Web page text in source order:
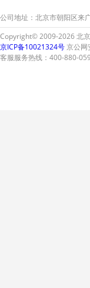
我
公司地址：北京市朝阳区来
Copyright© 2009-2026 北
京ICP备10021324号京公
客服服务热线：400-880-